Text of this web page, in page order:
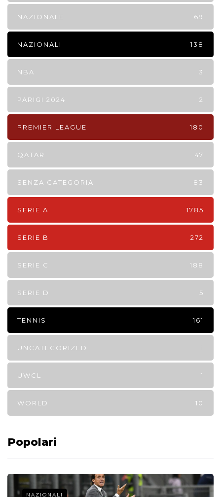
NAZIONALE 69
NAZIONALI 138
NBA 3
PARIGI 2024 2
PREMIER LEAGUE 180
QATAR 47
SENZA CATEGORIA 83
SERIE A 1785
SERIE B 272
SERIE C 188
SERIE D 5
TENNIS 161
UNCATEGORIZED 1
UWCL 1
WORLD 10
Popolari
NAZIONALI